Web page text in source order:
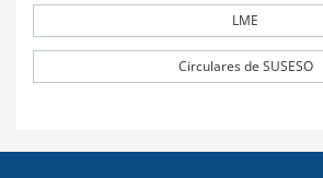
LME
Circulares de SUSESO